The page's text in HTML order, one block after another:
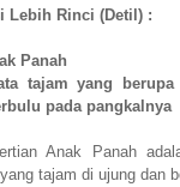
Lebih Rinci (Detil) :
Panah
tajam yang
pada pangkalnya
Anak Panah
tajam di ujung dan